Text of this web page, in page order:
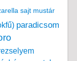
sajt mustár
paradicsom